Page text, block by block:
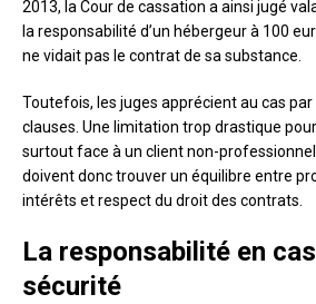
2013, la Cour de cassation a ainsi jugé
la responsabilité d’un hébergeur à 100
ne vidait pas le contrat de sa substance.
Toutefois, les juges apprécient au cas par
clauses. Une limitation trop drastique
surtout face à un client non-
doivent donc trouver un équilibre entre
intérêts et respect du droit des contrats.
La responsabilité en
sécurité